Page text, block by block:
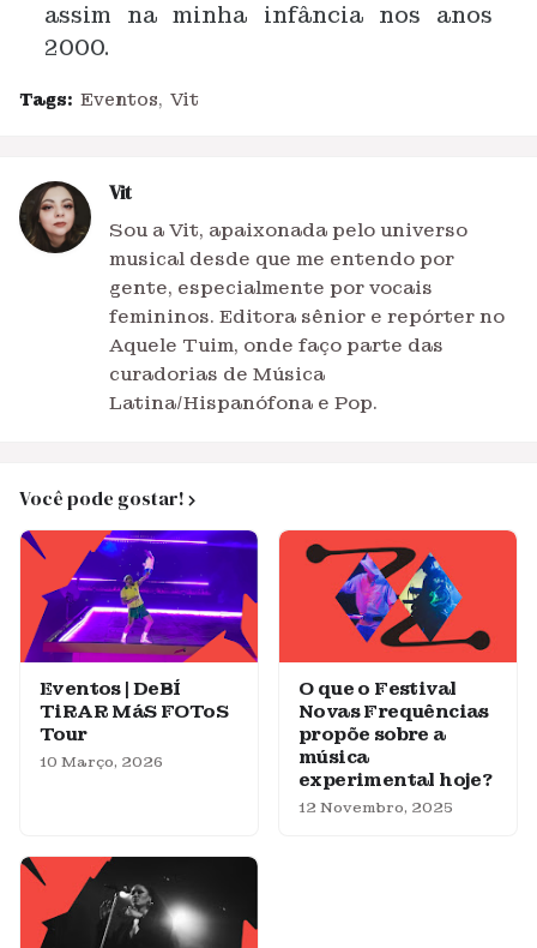
assim na minha infância nos anos
2000.
Tags: Eventos Vit
Vit
Sou a Vit, apaixonada pelo universo
musical desde que me entendo por
gente, especialmente por vocais
femininos. Editora sênior e repórter no
Aquele Tuim, onde faço parte das
curadorias de Música
Latina/Hispanófona e Pop.
Você pode gostar!
Eventos | DeBÍ
TiRAR MáS FOToS
Tour
10 Março, 2026
O que o Festival
Novas Frequências
propõe sobre a
música
experimental hoje?
12 Novembro, 2025